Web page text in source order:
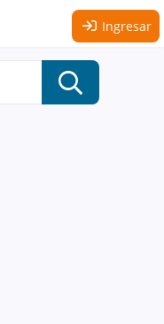
Ingresar